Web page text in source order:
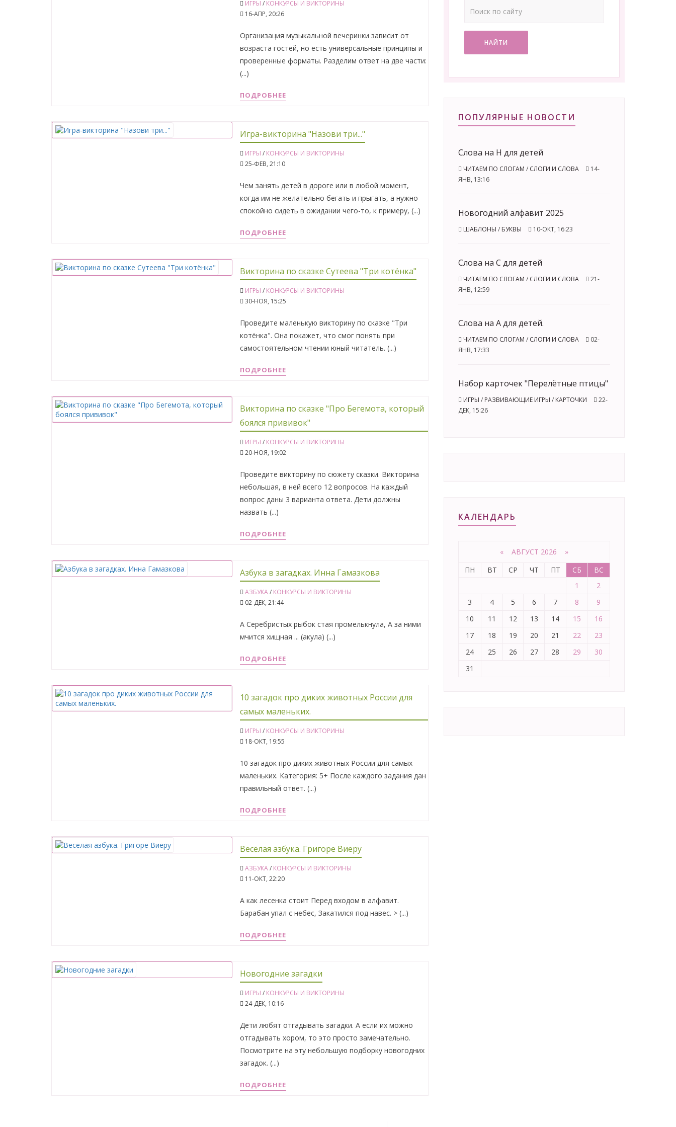
ИГРЫ / КОНКУРСЫ И ВИКТОРИНЫ
16-АПР, 20:26
Организация музыкальной вечеринки зависит от
возраста гостей, но есть универсальные принципы и
проверенные форматы. Разделим ответ на две части:
(...)
ПОДРОБНЕЕ
Игра-викторина "Назови три..."
ИГРЫ / КОНКУРСЫ И ВИКТОРИНЫ
25-ФЕВ, 21:10
Чем занять детей в дороге или в любой момент,
когда им не желательно бегать и прыгать, а нужно
спокойно сидеть в ожидании чего-то, к примеру, (...)
ПОДРОБНЕЕ
Викторина по сказке Сутеева "Три котёнка"
ИГРЫ / КОНКУРСЫ И ВИКТОРИНЫ
30-НОЯ, 15:25
Проведите маленькую викторину по сказке "Три
котёнка". Она покажет, что смог понять при
самостоятельном чтении юный читатель. (...)
ПОДРОБНЕЕ
Викторина по сказке "Про Бегемота, который
боялся прививок"
ИГРЫ / КОНКУРСЫ И ВИКТОРИНЫ
20-НОЯ, 19:02
Проведите викторину по сюжету сказки. Викторина
небольшая, в ней всего 12 вопросов. На каждый
вопрос даны 3 варианта ответа. Дети должны
назвать (...)
ПОДРОБНЕЕ
Азбука в загадках. Инна Гамазкова
АЗБУКА/ КОНКУРСЫ И ВИКТОРИНЫ
02-ДЕК, 21:44
А Серебристых рыбок стая промелькнула, А за ними
мчится хищная ... (акула) (...)
ПОДРОБНЕЕ
10 загадок про диких животных России для
самых маленьких.
ИГРЫ / КОНКУРСЫ И ВИКТОРИНЫ
18-ОКТ, 19:55
10 загадок про диких животных России для самых
маленьких. Категория: 5+ После каждого задания дан
правильный ответ. (...)
ПОДРОБНЕЕ
Весёлая азбука. Григоре Виеру
АЗБУКА/ КОНКУРСЫ И ВИКТОРИНЫ
11-ОКТ, 22:20
А как лесенка стоит Перед входом в алфавит.
Барабан упал с небес, Закатился под навес. > (...)
ПОДРОБНЕЕ
Новогодние загадки
ИГРЫ / КОНКУРСЫ И ВИКТОРИНЫ
24-ДЕК, 10:16
Дети любят отгадывать загадки. А если их можно
отгадывать хором, то это просто замечательно.
Посмотрите на эту небольшую подборку новогодних
загадок. (...)
ПОДРОБНЕЕ
НАЙТИ
ПОПУЛЯРНЫЕ НОВОСТИ
Слова на Н для детей
ЧИТАЕМ ПО СЛОГАМ / СЛОГИ И СЛОВА
14-
ЯНВ, 13:16
Новогодний алфавит 2025
ШАБЛОНЫ / БУКВЫ 10-ОКТ, 16:23
Слова на С для детей
ЧИТАЕМ ПО СЛОГАМ / СЛОГИ И СЛОВА
21-
ЯНВ, 12:59
Слова на А для детей.
ЧИТАЕМ ПО СЛОГАМ / СЛОГИ И СЛОВА
02-
ЯНВ, 17:33
Набор карточек "Перелётные птицы"
ИГРЫ / РАЗВИВАЮЩИЕ ИГРЫ / КАРТОЧКИ
22-
ДЕК, 15:26
КАЛЕНДАРЬ
« АВГУСТ 2026 »
ПН
ВТ СР ЧТ ПТ СБ
ВС
1
2
3
4 5 6 7 8
9
10
11 12 13 14 15
16
17
18 19 20 21 22
23
24
25 26 27 28 29
30
31